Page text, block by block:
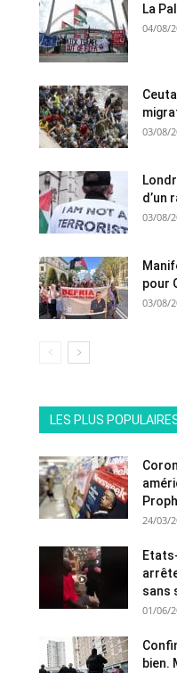
La
04/08/
03/08/
d’un
03/08/
pour
03/08/
LES PLUS
24/03/
sans
01/06/
bien.